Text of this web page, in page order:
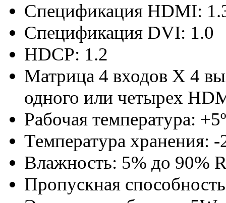
Спецификация HDMI:
Спецификация DVI: 1.0
HDCP: 1.2
Матрица 4 входов X 4
одного или четырех
Рабочая температура:
Температура хранения: -
Влажность: 5% до 90%
Пропускная